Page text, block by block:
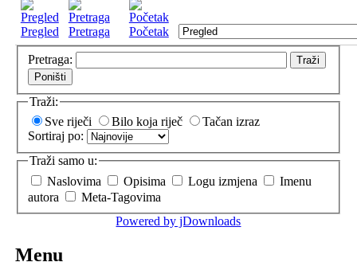
Pregled Pretraga Početak
Pretraga:
Traži
Poništi
Traži:
Sve riječi
Bilo koja riječ
Tačan izraz
Sortiraj po:
Traži samo u:
Naslovima
Opisima Logu izmjena
autora
Meta-Tagovima
Powered by jDownloads
Menu